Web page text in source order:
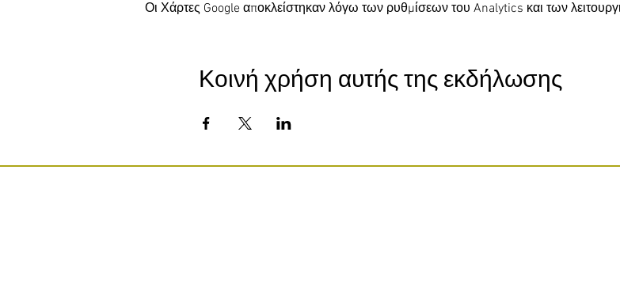
Οι Χάρτες Google αποκλείστηκαν λόγω των ρυθμίσεων του Analytics και των
Κοινή χρήση αυτής της εκδήλωσης